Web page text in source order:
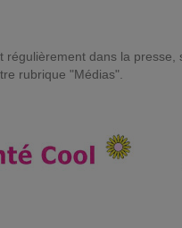
dans la
rubrique "Médias".